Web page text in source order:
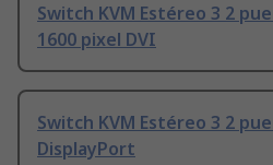
Switch KVM Estéreo 3 2
1600 pixel DVI
Switch KVM Estéreo 3 2
DisplayPort